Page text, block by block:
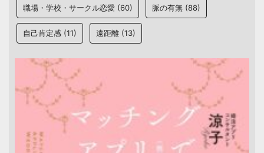
職場・学校・サークル恋愛 (60) 脈の有無 (88)
自己肯定感 (11) 遠距離 (13)